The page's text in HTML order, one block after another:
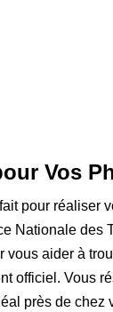
Vos
pour réaliser
Nationale des
vous aider à
officiel. Vous
près de chez